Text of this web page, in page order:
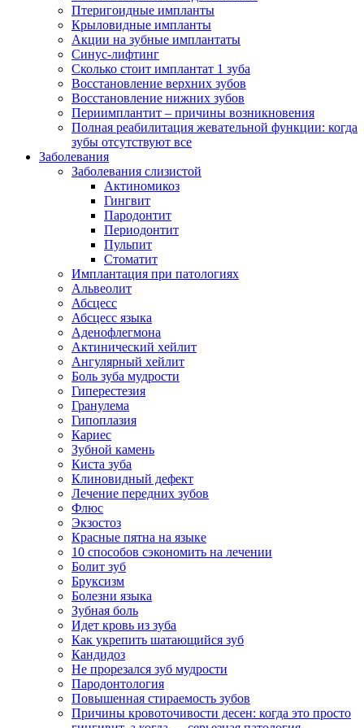
Птеригоидные импланты
Крыловидные импланты
Акции на зубные имплантаты
Синус-лифтинг
Сколько стоит имплантат 1 зуба
Восстановление верхних зубов
Восстановление нижних зубов
Периимплантит – причины возникновения
Полная реабилитация жевательной функции: когда
зубы отсутствуют все
Заболевания
Заболевания слизистой
Актиномикоз
Гингвит
Пародонтит
Периодонтит
Пульпит
Стоматит
Имплантация при патологиях
Альвеолит
Абсцесс
Абсцесс языка
Аденофлегмона
Актинический хейлит
Ангулярный хейлит
Боль зуба мудрости
Гиперестезия
Гранулема
Гипоплазия
Кариес
Зубной камень
Киста зуба
Клиновидный дефект
Лечение передних зубов
Флюс
Экзостоз
Красные пятна на языке
10 способов сэкономить на лечении
Болит зуб
Бруксизм
Болезни языка
Зубная боль
Идет кровь из зуба
Как укрепить шатающийся зуб
Кандидоз
Не прорезался зуб мудрости
Пародонтология
Повышенная стираемость зубов
Причины кровоточивости десен: когда это просто